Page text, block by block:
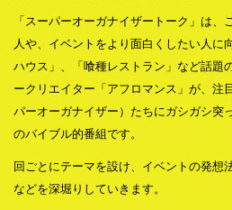
「スーパーオーガナイザートーク」は
人や、イベントをより面白くしたい人に
ハウス」、「喰種レストラン」など話題
ークリエイター「アフロマンス」が、注
パーオーガナイザー）たちにガシガシ突
のバイブル的番組です。
回ごとにテーマを設け、イベントの発想
などを深堀りしていきます。